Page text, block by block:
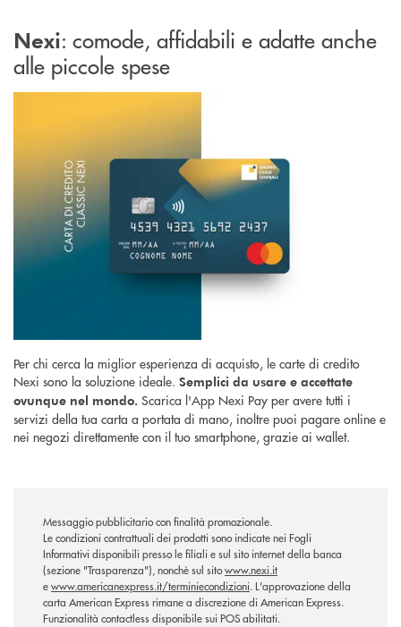
Nexi: comode, affidabili e adatte anche
alle piccole spese
Per chi cerca la miglior esperienza di acquisto, le carte di credito
Nexi sono la soluzione ideale. Semplici da usare e accettate
ovunque nel mondo. Scarica l'App Nexi Pay per avere tutti i
servizi della tua carta a portata di mano, inoltre puoi pagare online e
nei negozi direttamente con il tuo smartphone, grazie ai wallet.
Messaggio pubblicitario con finalità promozionale.
Le condizioni contrattuali dei prodotti sono indicate nei Fogli
Informativi disponibili presso le filiali e sul sito internet della banca
(sezione "Trasparenza"), nonchè sul sitowww.nexi.it
ewww.americanexpress.it/terminiecondizioni. L'approvazione della
carta American Express rimane a discrezione di American Express.
Funzionalità contactless disponibile sui POS abilitati.